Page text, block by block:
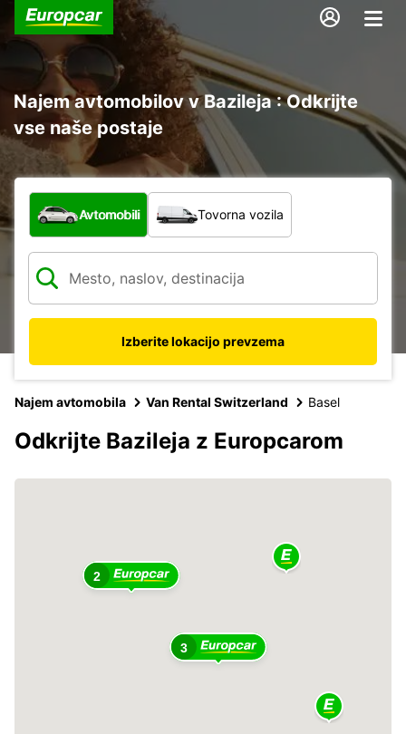
Najem avtomobilov v Bazileja : Odkrijte
vse naše postaje
Katera vrsta vozila?
Avtomobili Tovorna vozila
Izberite lokacijo prevzema
Najem avtomobila Van Rental Switzerland Basel
Odkrijte Bazileja z Europcarom
3
2